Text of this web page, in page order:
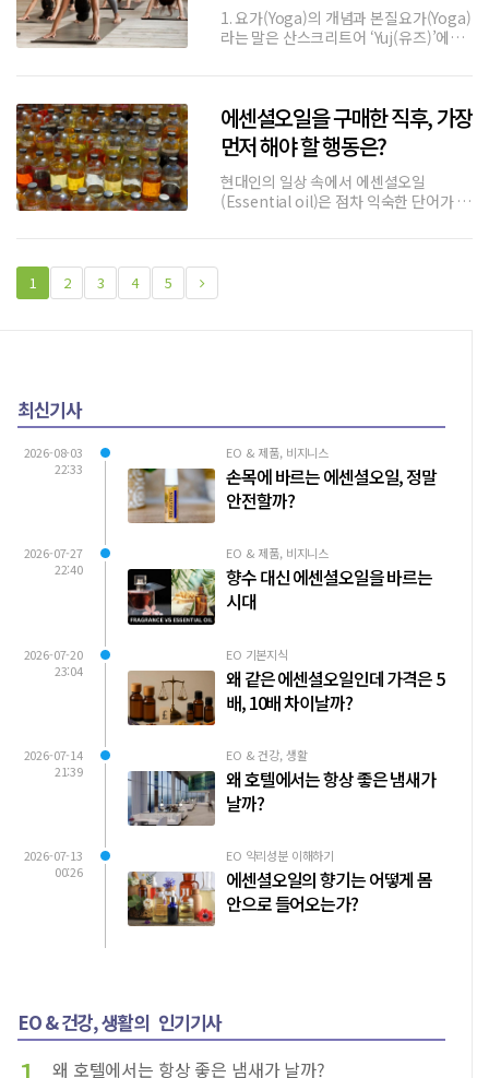
1. 요가(Yoga)의 개념과 본질요가(Yoga)
라는 말은 산스크리트어 ‘Yuj(유즈)’에서
기 위한 수행 체계를 의미한다.또한 요가
(Yog
에센셜오일을 구매한 직후, 가장
먼저 해야 할 행동은?
현대인의 일상 속에서 에센셜오일
(Essential oil)은 점차 익숙한 단어가 되
1 2 3 4 5
최신기사
2026-08-03
22:33
EO & 제품, 비지니스
손목에 바르는 에센셜오일, 정말
안전할까?
2026-07-27
22:40
EO & 제품, 비지니스
향수 대신 에센셜오일을 바르는
시대
2026-07-20
23:04
EO 기본지식
왜 같은 에센셜오일인데 가격은 5
배, 10배 차이날까?
2026-07-14
21:39
EO & 건강, 생활
왜 호텔에서는 항상 좋은 냄새가
날까?
2026-07-13
00:26
EO 약리성분 이해하기
에센셜오일의 향기는 어떻게 몸
안으로 들어오는가?
EO & 건강, 생활의 인기기사
왜 호텔에서는 항상 좋은 냄새가 날까?